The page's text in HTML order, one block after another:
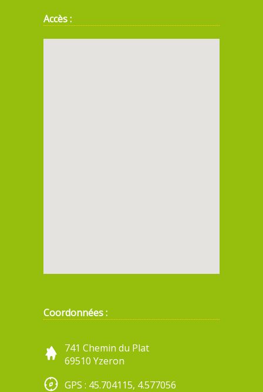
Accès :
Coordonnées :
741 Chemin du Plat
69510 Yzeron
GPS : 45.704115, 4.577056